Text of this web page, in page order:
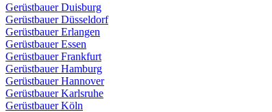
Gerüstbauer Duisburg
Gerüstbauer Düsseldorf
Gerüstbauer Erlangen
Gerüstbauer Essen
Gerüstbauer Frankfurt
Gerüstbauer Hamburg
Gerüstbauer Hannover
Gerüstbauer Karlsruhe
Gerüstbauer Köln